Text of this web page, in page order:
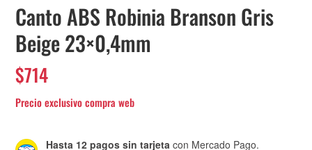
Canto ABS Robinia Branson Gris
Beige 23×0,4mm
$714
Hasta 12 pagos sin tarjeta con Mercado Pago.